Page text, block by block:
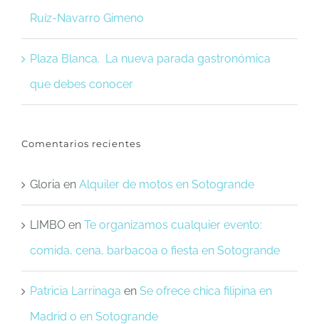
Ruíz-Navarro Gimeno
Plaza Blanca. La nueva parada gastronómica
que debes conocer
Comentarios recientes
Gloria en Alquiler de motos en Sotogrande
LIMBO en Te organizamos cualquier evento:
comida, cena, barbacoa o fiesta en Sotogrande
Patricia Larrinaga en Se ofrece chica filipina en
Madrid o en Sotogrande